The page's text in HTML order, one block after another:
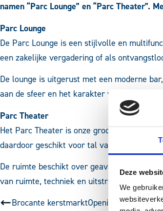
Deze
We
namen “Parc Lounge” en “Parc Theater”.
Parc Lounge
De Parc Lounge is een stijlvolle en
een zakelijke vergadering of als
De lounge is uitgerust met een moderne
aan de sfeer en het karakter van elk
Parc Theater
Het Parc Theater is onze grootste zaal en
daardoor geschikt voor tal van
De ruimte beschikt over geavanceerde
van ruimte, techniek en uitstraling maakt
Brocante kerstmarktOpening Private